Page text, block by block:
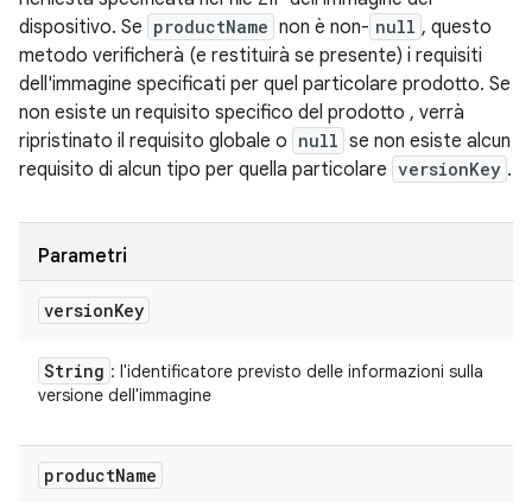
dispositivo. Se productName non è non- null , questo
metodo verificherà (e restituirà se presente) i requisiti
dell'immagine specificati per quel particolare prodotto. Se
non esiste un requisito specifico del prodotto , verrà
ripristinato il requisito globale o null se non esiste alcun
requisito di alcun tipo per quella particolare versionKey .
Parametri
versionKey
String : l'identificatore previsto delle informazioni sulla
versione dell'immagine
productName